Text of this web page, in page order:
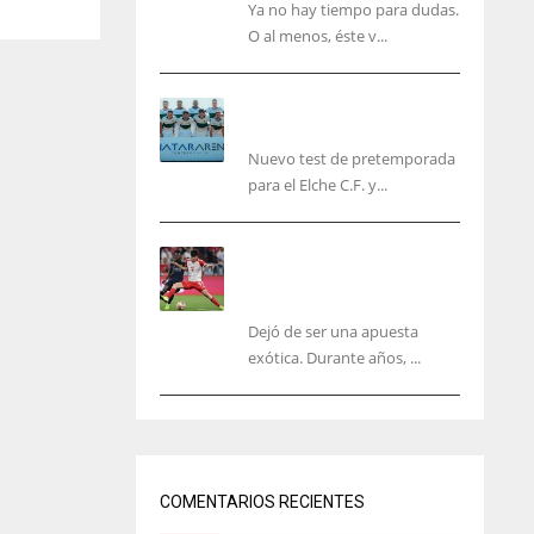
3
Ya no hay tiempo para dudas.
O al menos, éste v...
Nuevo test de pretemporada
para el Elche C.F. y...
Dejó de ser una apuesta
exótica. Durante años, ...
COMENTARIOS RECIENTES